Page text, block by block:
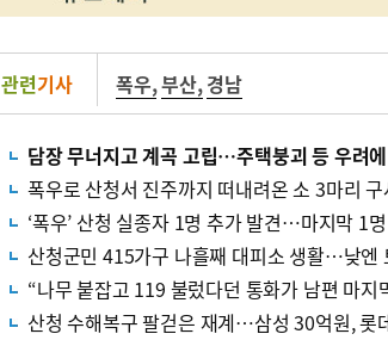
관련기사 폭우,부산,경남
담장 무너지고 계곡 고립…주택붕괴 등 우려
폭우로 산청서 진주까지 떠내려온 소 3마리
‘폭우’ 산청 실종자 1명 추가 발견…마지막 1
산청군민 415가구 나흘째 대피소 생활…낮엔
“나무 붙잡고 119 불렀다던 통화가 남편 마
산청 수해복구 팔걷은 재계…삼성 30억원, 롯